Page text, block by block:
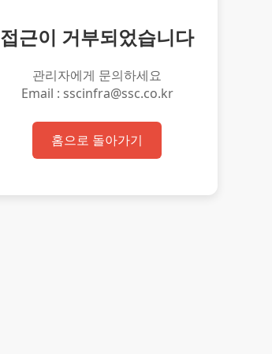
접근이 거부되었습니다
관리자에게 문의하세요
Email : sscinfra@ssc.co.kr
홈으로 돌아가기